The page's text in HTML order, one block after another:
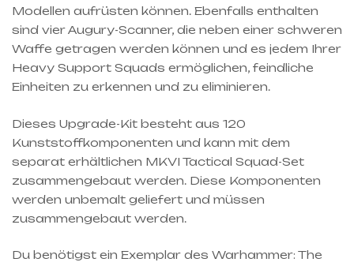
Modellen aufrüsten können. Ebenfalls enthalten
sind vier Augury-Scanner, die neben einer schweren
Waffe getragen werden können und es jedem Ihrer
Heavy Support Squads ermöglichen, feindliche
Einheiten zu erkennen und zu eliminieren.
Dieses Upgrade-Kit besteht aus 120
Kunststoffkomponenten und kann mit dem
separat erhältlichen MKVI Tactical Squad-Set
zusammengebaut werden. Diese Komponenten
werden unbemalt geliefert und müssen
zusammengebaut werden.
Du benötigst ein Exemplar des Warhammer: The